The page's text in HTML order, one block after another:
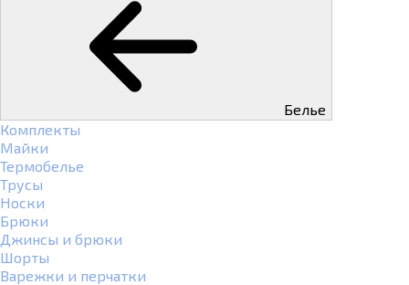
Белье
Комплекты
Майки
Термобелье
Трусы
Носки
Брюки
Джинсы и брюки
Шорты
Варежки и перчатки